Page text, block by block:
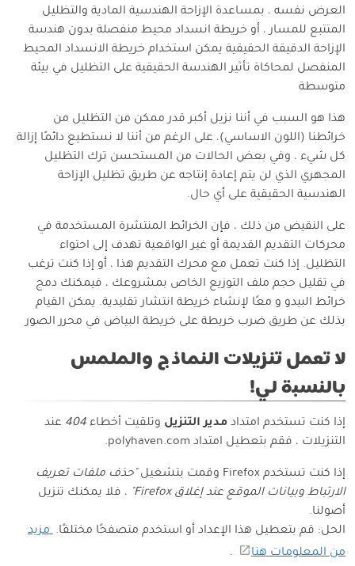
العرض نفسه ، بمساعدة الإزاحة الهندسية المادية والتظليل
المتتبع للمسار ، أو خريطة انسداد محيط منفصلة بدون هندسة
الإزاحة الدقيقة الحقيقية يمكن استخدام خريطة الانسداد المحيط
المنفصل لمحاكاة تأثير الهندسة الحقيقية على التظليل في بيئة
متوسطة
هذا هو السبب في أننا نزيل أكبر قدر ممكن من التظليل من
خرائطنا (اللون الاساسي)، على الرغم من أننا لا نستطيع دائمًا إزالة
كل شيء ، وفي بعض الحالات من المستحسن ترك التظليل
المجهري الذي لن يتم إعادة إنتاجه عن طريق تظليل الإزاحة
الهندسية الحقيقية على أي حال.
على النقيض من ذلك ، فإن الخرائط المنتشرة المستخدمة في
محركات التقديم القديمة أو غير الواقعية تهدف إلى احتواء
التظليل. إذا كنت تعمل مع محرك التقديم هذا ، أو إذا كنت ترغب
في تقليل حجم ملف التوزيع الخاص بمشروعك ، فيمكنك دمج
خرائط البيدو و معًا لإنشاء خريطة انتشار تقليدية. يمكن القيام
بذلك عن طريق ضرب خريطة على خريطة البياض في محرر الصور
لا تعمل تنزيلات النماذج والملمس
بالنسبة لي!
إذا كنت تستخدم امتداد مدير التنزيل وتلقيت أخطاء 404 عند
التنزيلات ، فقم بتعطيل امتداد polyhaven.com.
إذا كنت تستخدم Firefox وقمت بتشغيل
"حذف ملفات تعريف
الارتباط وبيانات الموقع عند إغلاق Firefox"
، فلا يمكنك تنزيل
أصولنا.
الحل: قم بتعطيل هذا الإعداد أو استخدم متصفحًا مختلفًا. مزيد
من المعلومات هنا
.